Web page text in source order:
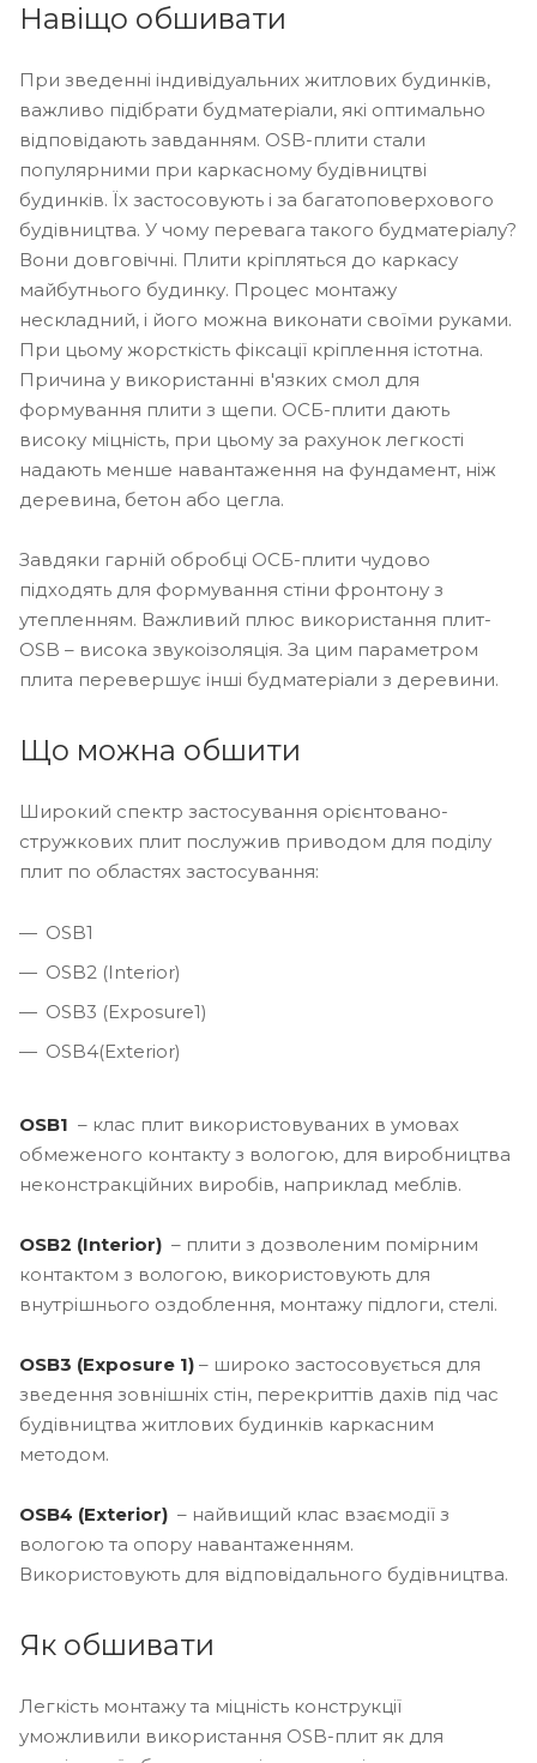
Навіщо обшивати
При зведенні індивідуальних житлових будинків,
важливо підібрати будматеріали, які оптимально
відповідають завданням. OSB-плити стали
популярними при каркасному будівництві
будинків. Їх застосовують і за багатоповерхового
будівництва. У чому перевага такого будматеріалу?
Вони довговічні. Плити кріпляться до каркасу
майбутнього будинку. Процес монтажу
нескладний, і його можна виконати своїми руками.
При цьому жорсткість фіксації кріплення істотна.
Причина у використанні в'язких смол для
формування плити з щепи. ОСБ-плити дають
високу міцність, при цьому за рахунок легкості
надають менше навантаження на фундамент, ніж
деревина, бетон або цегла.
Завдяки гарній обробці ОСБ-плити чудово
підходять для формування стіни фронтону з
утепленням. Важливий плюс використання плит-
OSB – висока звукоізоляція. За цим параметром
плита перевершує інші будматеріали з деревини.
Що можна обшити
Широкий спектр застосування орієнтовано-
стружкових плит послужив приводом для поділу
плит по областях застосування:
OSB1
OSB2 (Interior)
OSB3 (Exposure1)
OSB4(Exterior)
OSB1 – клас плит використовуваних в умовах
обмеженого контакту з вологою, для виробництва
неконстракційних виробів, наприклад меблів.
OSB2 (Interior) – плити з дозволеним помірним
контактом з вологою, використовують для
внутрішнього оздоблення, монтажу підлоги, стелі.
OSB3 (Exposure 1) – широко застосовується для
зведення зовнішніх стін, перекриттів дахів під час
будівництва житлових будинків каркасним
методом.
OSB4 (Exterior) – найвищий клас взаємодії з
вологою та опору навантаженням.
Використовують для відповідального будівництва.
Як обшивати
Легкість монтажу та міцність конструкції
уможливили використання OSB-плит як для